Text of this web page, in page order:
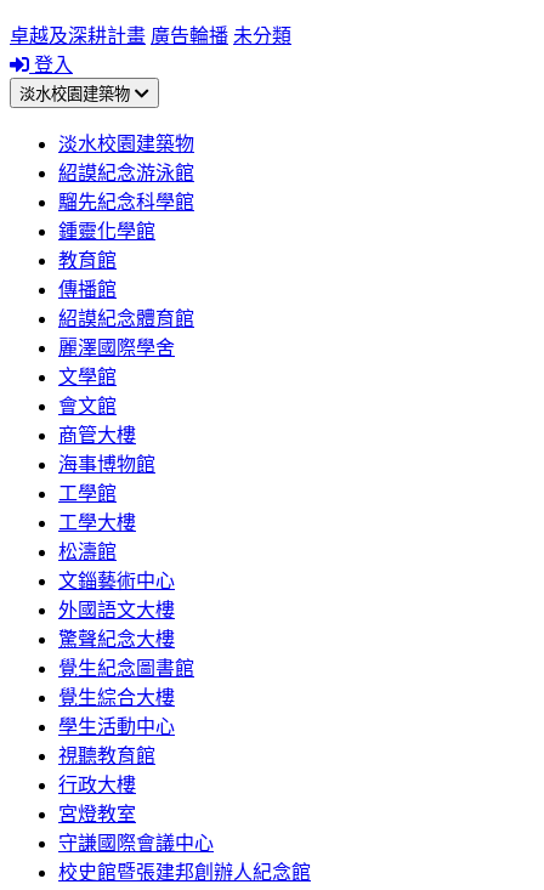
卓越及深耕計畫 廣告輪播 未分類
登入
淡水校園建築物
淡水校園建築物
紹謨紀念游泳館
騮先紀念科學館
鍾靈化學館
教育館
傳播館
紹謨紀念體育館
麗澤國際學舍
文學館
會文館
商管大樓
海事博物館
工學館
工學大樓
松濤館
文錙藝術中心
外國語文大樓
驚聲紀念大樓
覺生紀念圖書館
覺生綜合大樓
學生活動中心
視聽教育館
行政大樓
宮燈教室
守謙國際會議中心
校史館暨張建邦創辦人紀念館